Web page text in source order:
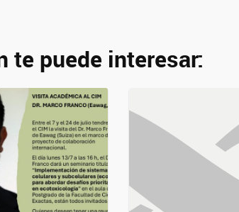
te puede interesar: